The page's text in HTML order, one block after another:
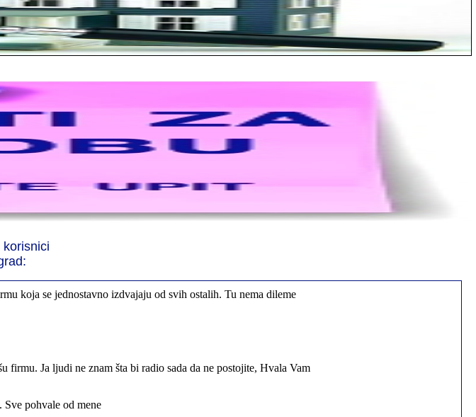
korisniciVam puno
koja se jednostavno izdvajaju od svih ostalih. Tu nema dileme